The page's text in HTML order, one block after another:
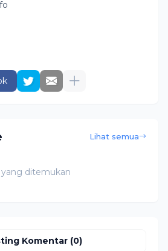
Lihat semua
yang ditemukan
Komentar (0)